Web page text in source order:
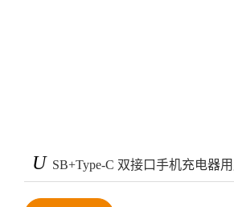
U SB+Type-C 双接口手机充电器